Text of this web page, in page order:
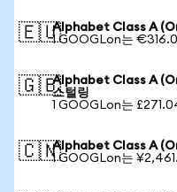
🇪🇺Alphabet Class A
1 GOOGLon는
🇬🇧Alphabet Class A
스털링
1 GOOGLon는
🇨🇳Alphabet Class A
1 GOOGLon는